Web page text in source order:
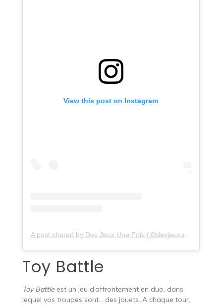
View this post on Instagram
A post shared by Des Jeux Une Fois (@desjeuxunefois)
Toy Battle
Toy Battleest un jeu d’affrontement en duo, dans
lequel vos troupes sont… des jouets. A chaque tour,